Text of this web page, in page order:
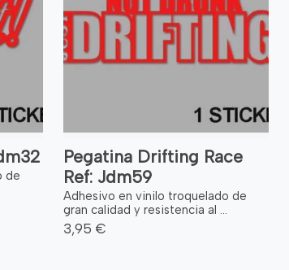
de
Pegatina Drifting Race
Ref: Jdm59
Adhesivo en vinilo troquelado de
gran calidad y resistencia al ...
3,95 €